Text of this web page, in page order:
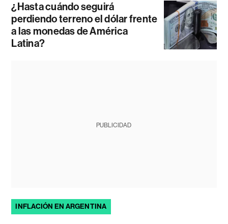
¿Hasta cuándo seguirá
perdiendo terreno el dólar frente
a las monedas de América
Latina?
PUBLICIDAD
INFLACIÓN EN ARGENTINA